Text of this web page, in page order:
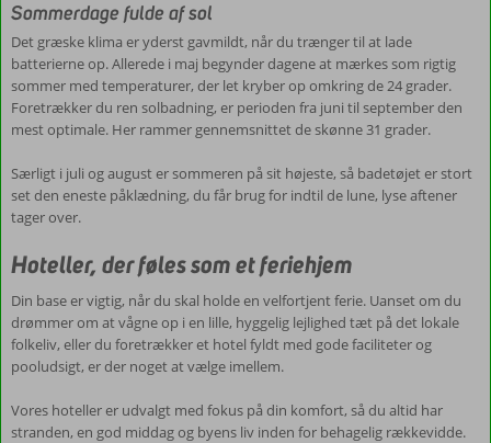
Sommerdage fulde af sol
Det græske klima er yderst gavmildt, når du trænger til at lade
batterierne op. Allerede i maj begynder dagene at mærkes som rigtig
sommer med temperaturer, der let kryber op omkring de 24 grader.
Foretrækker du ren solbadning, er perioden fra juni til september den
mest optimale. Her rammer gennemsnittet de skønne 31 grader.
Særligt i juli og august er sommeren på sit højeste, så badetøjet er stort
set den eneste påklædning, du får brug for indtil de lune, lyse aftener
tager over.
Hoteller, der føles som et feriehjem
Din base er vigtig, når du skal holde en velfortjent ferie. Uanset om du
drømmer om at vågne op i en lille, hyggelig lejlighed tæt på det lokale
folkeliv, eller du foretrækker et hotel fyldt med gode faciliteter og
pooludsigt, er der noget at vælge imellem.
Vores hoteller er udvalgt med fokus på din komfort, så du altid har
stranden, en god middag og byens liv inden for behagelig rækkevidde.